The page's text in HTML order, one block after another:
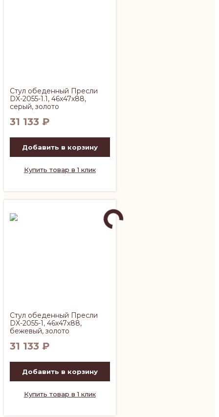
Стул обеденный Пресли
DX-2055-1.1, 46х47х88,
серый, золото
31 133 ₽
Добавить в корзину
Купить товар в 1 клик
Стул обеденный Пресли
DX-2055-1, 46х47х88,
бежевый, золото
31 133 ₽
Добавить в корзину
Купить товар в 1 клик